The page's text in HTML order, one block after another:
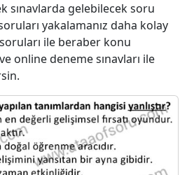
sınavlarda gelebilecek soru
yakalamanız daha kolay
soruları ile beraber konu
online deneme sınavları ile